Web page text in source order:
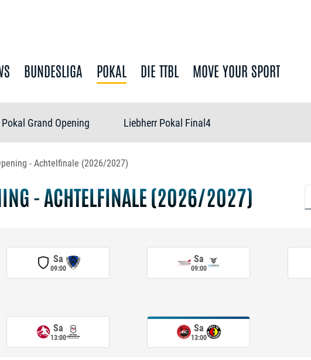
BUNDESLIGA POKAL DIE TTBL MOVE YOUR SPORT
Pokal Grand Opening Liebherr Pokal Final4
- Achtelfinale (2026/2027)
- ACHTELFINALE (2026/2027)
Sa
09:00
Sa
09:00
Sa
13:00
Sa
13:00